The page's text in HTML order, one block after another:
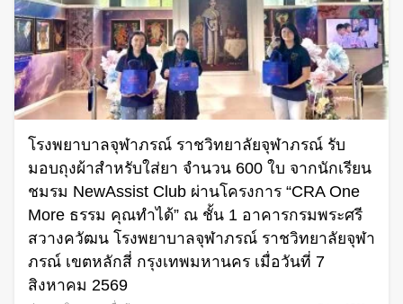
โรงพยาบาลจุฬาภรณ์ ราชวิทยาลัยจุฬาภรณ์ รับ
มอบถุงผ้าสำหรับใส่ยา จำนวน 600 ใบ จากนักเรียน
ชมรม NewAssist Club ผ่านโครงการ “CRA One
More ธรรม คุณทำได้” ณ ชั้น 1 อาคารกรมพระศรี
สวางควัฒน โรงพยาบาลจุฬาภรณ์ ราชวิทยาลัยจุฬา
ภรณ์ เขตหลักสี่ กรุงเทพมหานคร เมื่อวันที่ 7
สิงหาคม 2569